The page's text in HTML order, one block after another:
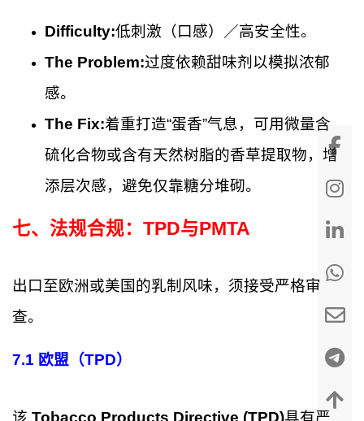
Difficulty:低刺激（口感）／高安全性。
The Problem:过度依赖甜味剂以模拟浓郁
感。
The Fix:着重打造“蛋香”气息，可用微量含
硫化合物或含有天然树脂的香草提取物，增
添层次感，避免仅靠糖分堆砌。
七、法规合规：TPD与PMTA
出口至欧洲或美国的乳制风味，须接受严格审
查。
7.1 欧盟（TPD）
该 Tobacco Products Directive (TPD)具有严